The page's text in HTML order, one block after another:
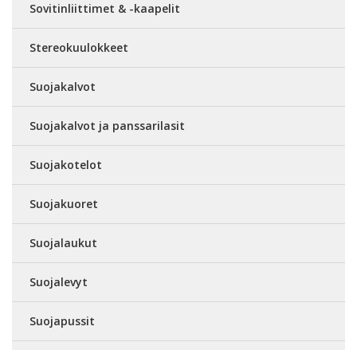
Sovitinliittimet & -kaapelit
Stereokuulokkeet
Suojakalvot
Suojakalvot ja panssarilasit
Suojakotelot
Suojakuoret
Suojalaukut
Suojalevyt
Suojapussit